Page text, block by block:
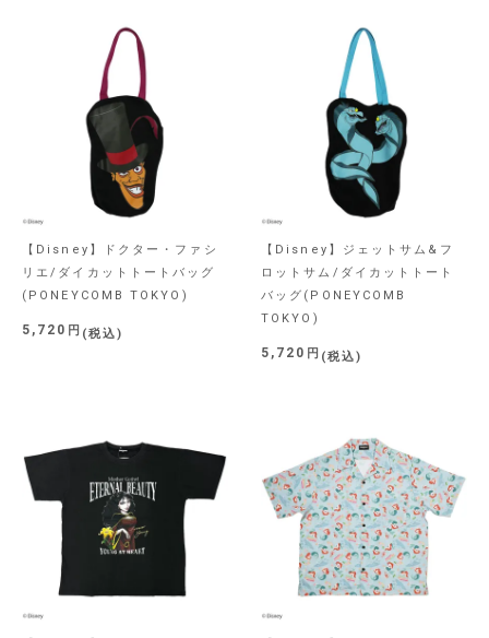
【Disney】ドクター・ファシ
リエ/ダイカットトートバッグ
(PONEYCOMB TOKYO)
5,720 税込
【Disney】ジェットサム&フ
ロットサム/ダイカットトート
バッグ(PONEYCOMB
TOKYO)
5,720 税込